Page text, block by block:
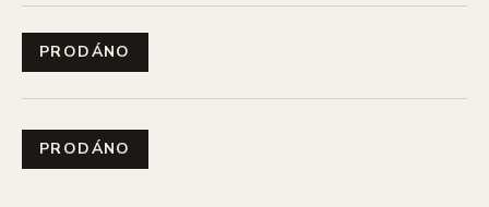
PRODÁNO
PRODÁNO